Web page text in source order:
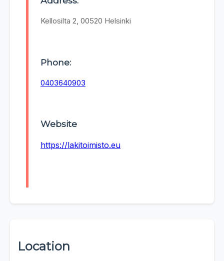
Kellosilta 2, 00520 Helsinki
Phone:
0403640903
Website
https://lakitoimisto.eu
Location